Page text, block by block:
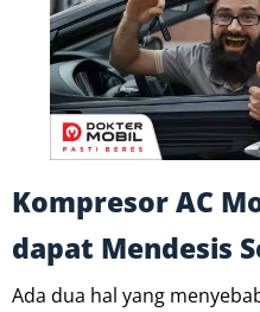
Kompresor AC
dapat Mendesis
Ada dua hal yang